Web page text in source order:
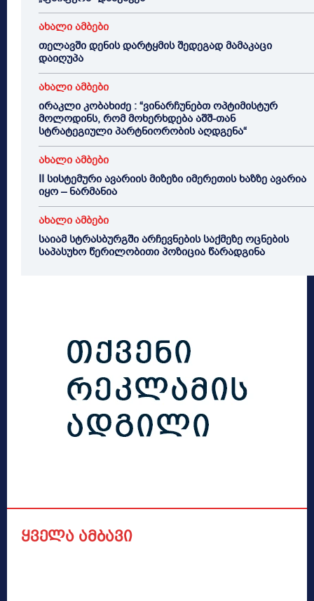
ახალი ამბები
თელავში დენის დარტყმის შედეგად მამაკაცი
დაიღუპა
ახალი ამბები
ირაკლი კობახიძე : “ვინარჩუნებთ ოპტიმისტურ
მოლოდინს, რომ მოხერხდება აშშ-თან
სტრატეგიული პარტნიორობის აღდგენა“
ახალი ამბები
II სისტემური ავარიის მიზეზი იმერეთის ხაზზე ავარია
იყო – ნარმანია
ახალი ამბები
საიამ სტრასბურგში არჩევნების საქმეზე ოცნების
საპასუხო წერილობითი პოზიცია წარადგინა
ყველა ამბავი